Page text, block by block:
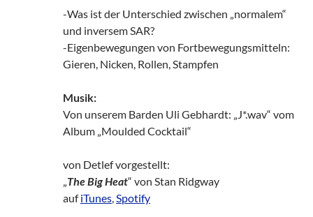
-Was ist der Unterschied zwischen „normalem“
und inversem SAR?
-Eigenbewegungen von Fortbewegungsmitteln:
Gieren, Nicken, Rollen, Stampfen
Musik:
Von unserem Barden Uli Gebhardt: „J*.wav“ vom
Album „Moulded Cocktail“
von Detlef vorgestellt:
„The Big Heat“ von Stan Ridgway
aufiTunes,Spotify